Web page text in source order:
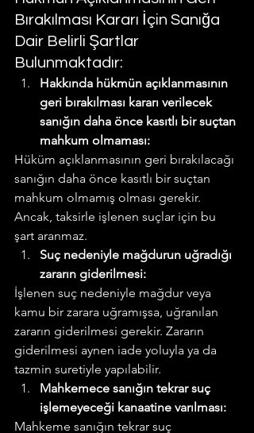
Bırakılması Kararı İçin Sanığa
Dair Belirli Şartlar
Bulunmaktadır:
Hakkında hükmün açıklanmasının
geri bırakılması kararı verilecek
sanığın daha önce kasıtlı bir suçtan
mahkum olmaması:
Hüküm açıklanmasının geri bırakılacağı
sanığın daha önce kasıtlı bir suçtan
mahkum olmamış olması gerekir.
Ancak, taksirle işlenen suçlar için bu
şart aranmaz.
Suç nedeniyle mağdurun uğradığı
zararın giderilmesi:
İşlenen suç nedeniyle mağdur veya
kamu bir zarara uğramışsa, uğranılan
zararın giderilmesi gerekir. Zararın
giderilmesi aynen iade yoluyla ya da
tazmin suretiyle yapılabilir.
Mahkemece sanığın tekrar suç
işlemeyeceği kanaatine varılması:
Mahkeme sanığın tekrar suç